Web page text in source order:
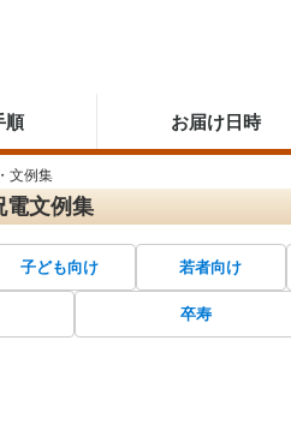
順 お届け日時
文例集
電文例集
子ども向け 若者向け
卒寿